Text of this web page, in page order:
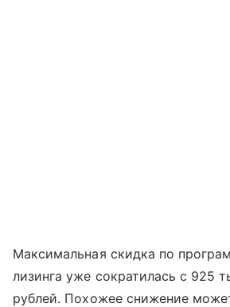
Максимальная скидка по
лизинга уже сократилась с 925
рублей. Похожее снижение